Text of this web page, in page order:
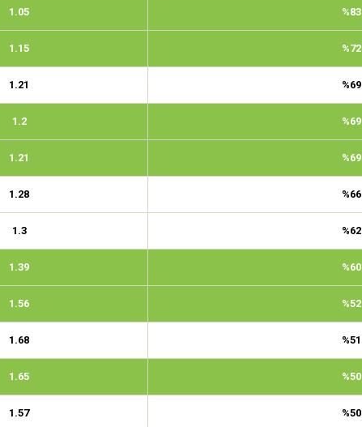
1.05 %83
1.15 %72
1.21 %69
1.2 %69
1.21 %69
1.28 %66
1.3 %62
1.39 %60
1.56 %52
1.68 %51
1.65 %50
1.57 %50